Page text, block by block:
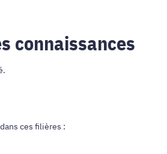
connaissances
ces filières :